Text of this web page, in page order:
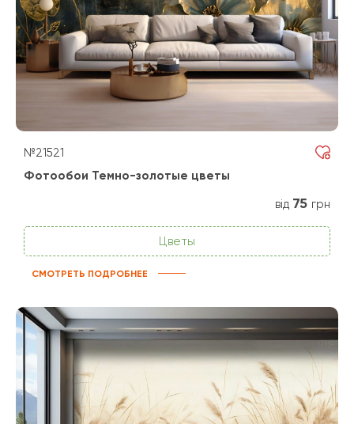
№21521
Фотообои Темно-золотые цветы
від 75 грн
Цветы
СМОТРЕТЬ ПОДРОБНЕЕ